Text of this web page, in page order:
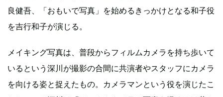
良健吾、「おもいで写真」を始めるきっかけとなる和子役
を吉行和子が演じる。
メイキング写真は、普段からフィルムカメラを持ち歩いて
いるという深川が撮影の合間に共演者やスタッフにカメラ
を向ける姿と捉えたもの。カメラマンという役を演じたこ